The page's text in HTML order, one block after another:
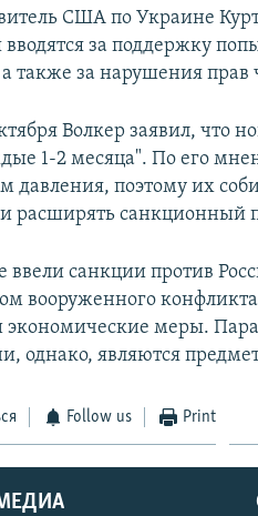
США по Украине
за поддержку
также за нарушения прав
Волкер заявил, что
1-2 месяца". По его
давления, поэтому их
расширять санкционный
санкции против
вооруженного
экономические меры.
однако, являются
Follow us Print